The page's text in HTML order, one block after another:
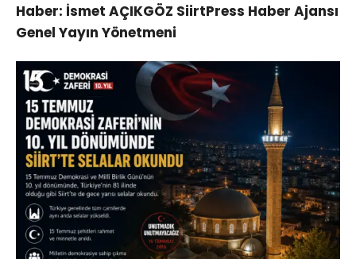
Haber: İsmet AÇIKGÖZ SiirtPress Haber Ajansı
Genel Yayın Yönetmeni